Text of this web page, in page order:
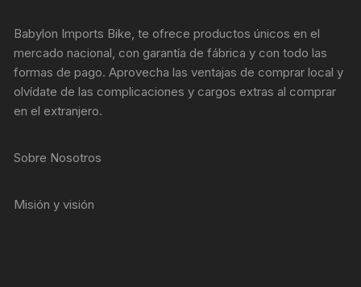
Babylon Imports Bike, te ofrece productos únicos en el
mercado nacional, con garantía de fábrica y con todo las
formas de pago. Aprovecha las ventajas de comprar local y
olvídate de las complicaciones y cargos extras al comprar
en el extranjero.
Sobre Nosotros
Misión y visión